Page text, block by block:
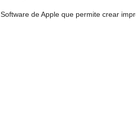
Software de Apple que permite crear